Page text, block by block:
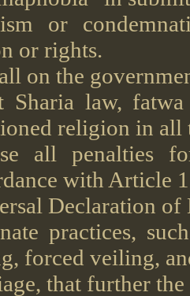
or
or rights.
on the
Sharia law,
religion in
all penalties
with Article
Declaration of
practices,
forced veiling,
that further